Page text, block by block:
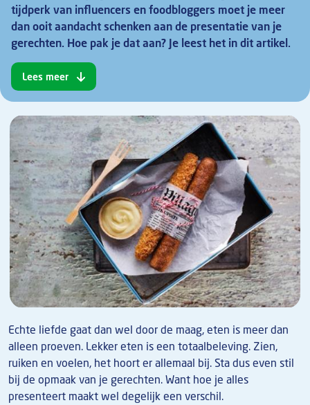
tijdperk van influencers en foodbloggers moet je meer
dan ooit aandacht schenken aan de presentatie van je
gerechten. Hoe pak je dat aan? Je leest het in dit artikel.
Lees meer
Echte liefde gaat dan wel door de maag, eten is meer dan
alleen proeven. Lekker eten is een totaalbeleving. Zien,
ruiken en voelen, het hoort er allemaal bij. Sta dus even stil
bij de opmaak van je gerechten. Want hoe je alles
presenteert maakt wel degelijk een verschil.